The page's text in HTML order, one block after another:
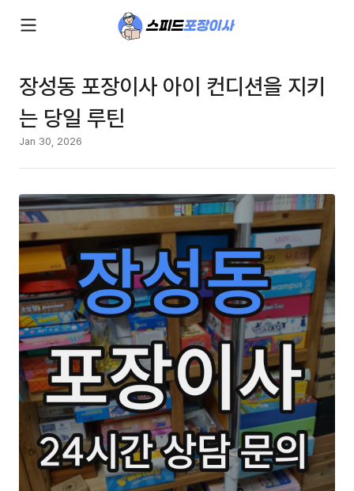
장성동 포장이사 아이 컨디션을 지키
는 당일 루틴
Jan 30, 2026